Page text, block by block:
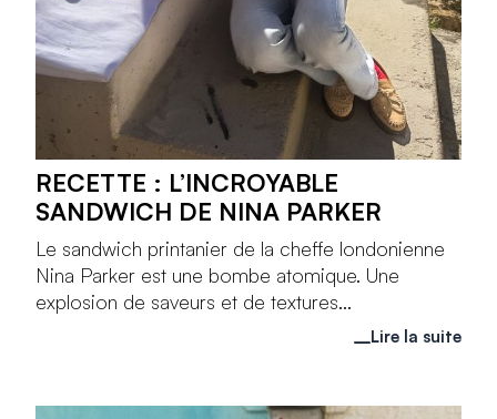
RECETTE : L’INCROYABLE
SANDWICH DE NINA PARKER
Le sandwich printanier de la cheffe londonienne
Nina Parker est une bombe atomique. Une
explosion de saveurs et de textures...
Lire la suite